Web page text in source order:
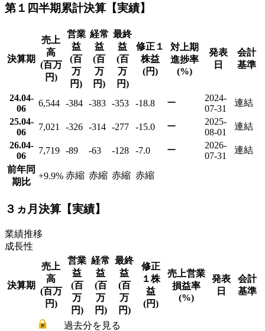
第１四半期累計決算【実績】
決算期
売上
高
(百万
円)
営業
益
(百
万
円)
経常
益
(百
万
円)
最終
益
(百
万
円)
修正１
株益
(円)
対上期
進捗率
(%)
発表
日
会計
基準
24.04-
06
6,544 -384 -383 -353 -18.8 ー
2024-
07-31
連結
25.04-
06
7,021 -326 -314 -277 -15.0 ー
2025-
08-01
連結
26.04-
06
7,719 -89 -63 -128 -7.0 ー
2026-
07-31
連結
前年同
期比
+9.9% 赤縮 赤縮 赤縮 赤縮
３ヵ月決算【実績】
業績推移
成長性
決算期
売上
高
(百万
円)
営業
益
(百
万
円)
経常
益
(百
万
円)
最終
益
(百
万
円)
修正
１株
益
(円)
売上営業
損益率
(%)
発表
日
会計
基準
過去分を見る